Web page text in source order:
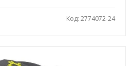
Код: 2774072-24